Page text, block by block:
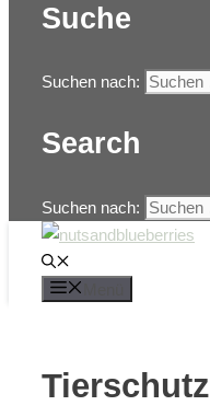
Suche
Suchen nach:
Search
Suchen nach:
Tierschutz